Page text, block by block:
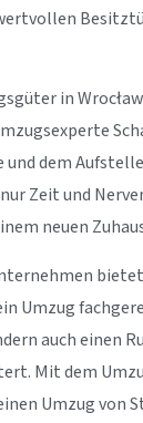
in
dem
Zeit und
neuen
Umzug
auch einen
Mit dem
Umzug von